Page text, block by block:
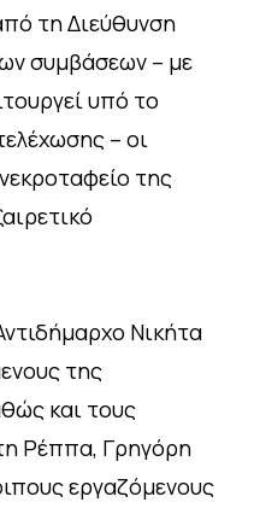
τη Διεύθυνση
συμβάσεων – με
υπό το
– οι
της
Νικήτα
της
και τους
Ρέππα, Γρηγόρη
εργαζόμενους